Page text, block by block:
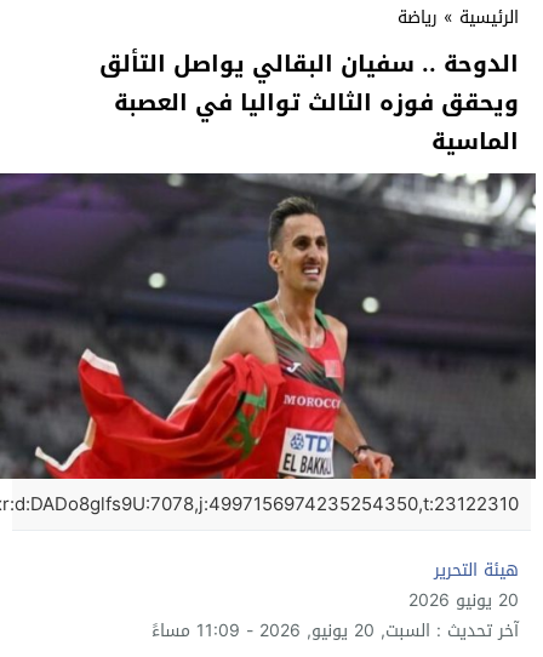
الرئيسية » رياضة
الدوحة .. سفيان البقالي يواصل التألق
ويحقق فوزه الثالث تواليا في العصبة
الماسية
xr:d:DADo8glfs9U:7078,j:4997156974235254350,t:23122310
هيئة التحرير
20 يونيو 2026
آخر تحديث : السبت, 20 يونيو, 2026 - 11:09 مساءً